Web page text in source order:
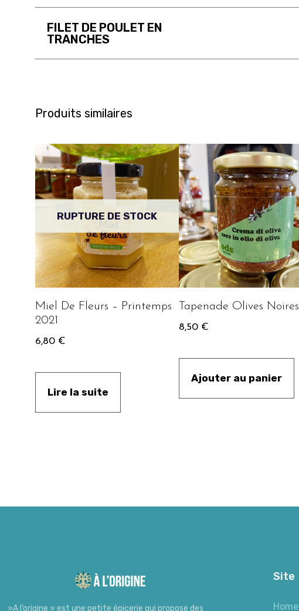
FILET DE POULET EN
TRANCHES
Produits similaires
RUPTURE DE STOCK
Miel De Fleurs – Printemps
2021
6,80 €
Lire la suite
Tapenade Olives Noires
8,50 €
Ajouter au panier
»A l’origine » est une petite épicerie qui propose des
Site
Home